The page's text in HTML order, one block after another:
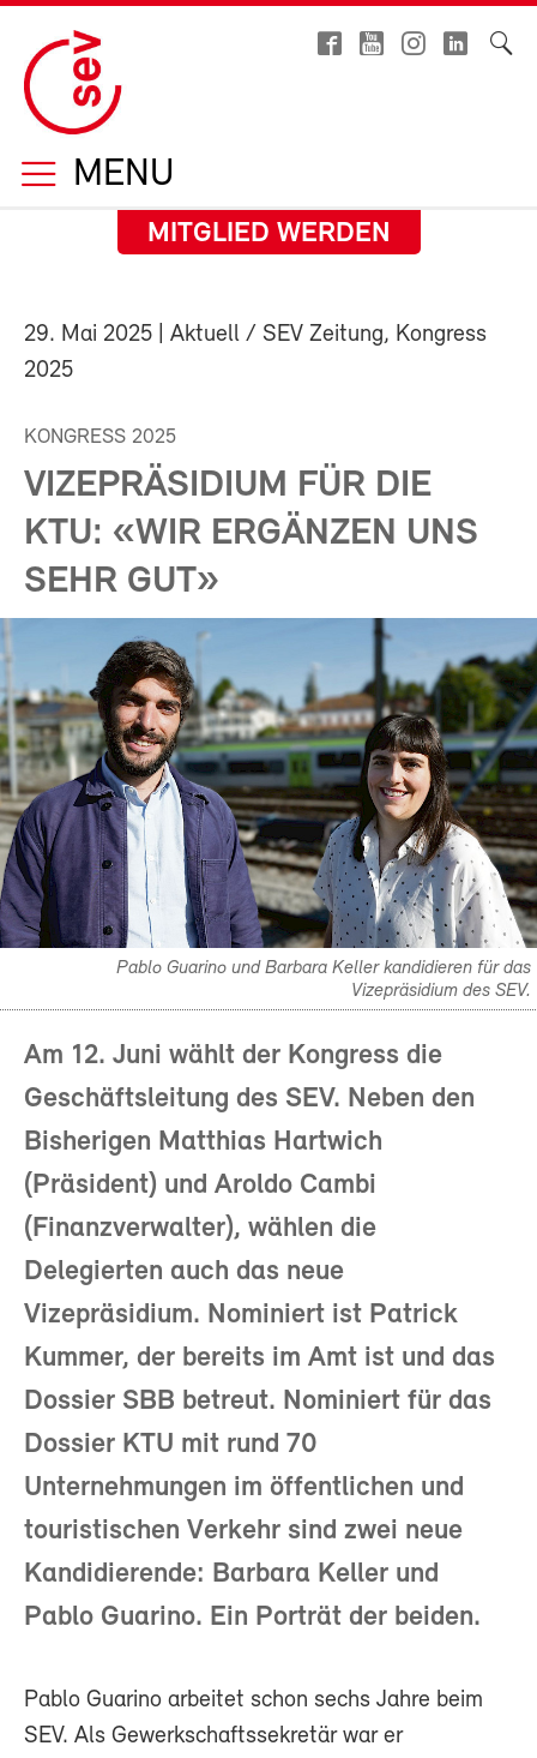
MENU
MITGLIED WERDEN
29. Mai 2025 | Aktuell / SEV Zeitung, Kongress
2025
KONGRESS 2025
VIZEPRÄSIDIUM FÜR DIE
KTU: «WIR ERGÄNZEN UNS
SEHR GUT»
Pablo Guarino und Barbara Keller kandidieren für das
Vizepräsidium des SEV.
Am 12. Juni wählt der Kongress die
Geschäftsleitung des SEV. Neben den
Bisherigen Matthias Hartwich
(Präsident) und Aroldo Cambi
(Finanzverwalter), wählen die
Delegierten auch das neue
Vizepräsidium. Nominiert ist Patrick
Kummer, der bereits im Amt ist und das
Dossier SBB betreut. Nominiert für das
Dossier KTU mit rund 70
Unternehmungen im öffentlichen und
touristischen Verkehr sind zwei neue
Kandidierende: Barbara Keller und
Pablo Guarino. Ein Porträt der beiden.
Pablo Guarino arbeitet schon sechs Jahre beim
SEV. Als Gewerkschaftssekretär war er